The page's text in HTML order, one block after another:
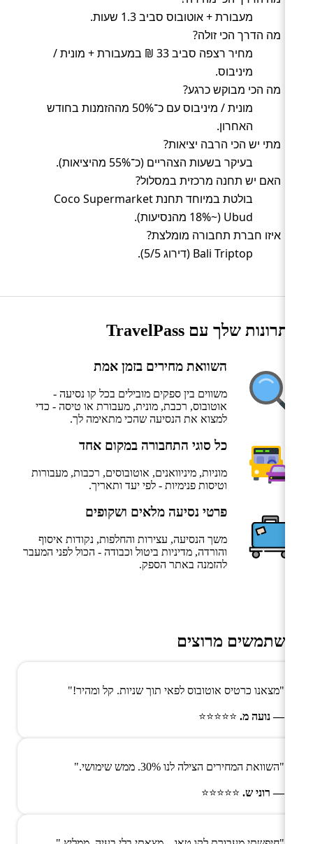
מעבורת + אוטובוס סביב 1.3 שעות.
מה הדרך הכי זולה?
מחיר רצפה סביב 33 ₪ במעבורת + מונית /
מיניבוס.
מה הכי מבוקש כרגע?
מונית / מיניבוס עם כ־50% מההזמנות בחודש
האחרון.
מתי יש הכי הרבה יציאות?
בעיקר בשעות הצהריים (כ־55% מהיציאות).
האם יש תחנה מרכזית במסלול?
בולטת במיוחד תחנת Coco Supermarket
Ubud (~18% מהנסיעות).
איזו חברת תחבורה מומלצת?
Bali Triptop (דירוג 5/5).
היתרונות שלך עם TravelPass
השוואת מחירים בזמן אמת
משווים בין ספקים מובילים בכל קו נסיעה -
אוטובוס, רכבת, מונית, מעבורת או טיסה - כדי
למצוא את הנסיעה שהכי מתאימה לך.
כל סוגי התחבורה במקום אחד
מוניות, מיניוואנים, אוטובוסים, רכבות, מעבורות
וטיסות פנימיות - לפי יעד ותאריך.
פרטי נסיעה מלאים ושקופים
משך הנסיעה, עצירות והחלפות, נקודות איסוף
והורדה, מדיניות ביטול וכבודה - הכול לפני המעבר
להזמנה באתר הספק.
משתמשים מרוצים
"מצאנו כרטיס אוטובוס לפאי תוך שניות. קל ומהיר!"
— נועה מ. ⭐⭐⭐⭐⭐
"השוואת המחירים הצילה לנו 30%. ממש שימושי."
— רוני ש. ⭐⭐⭐⭐⭐